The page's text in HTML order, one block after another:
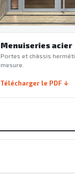
Menuiseries acier
Portes et châssis
mesure.
Télécharger le PDF